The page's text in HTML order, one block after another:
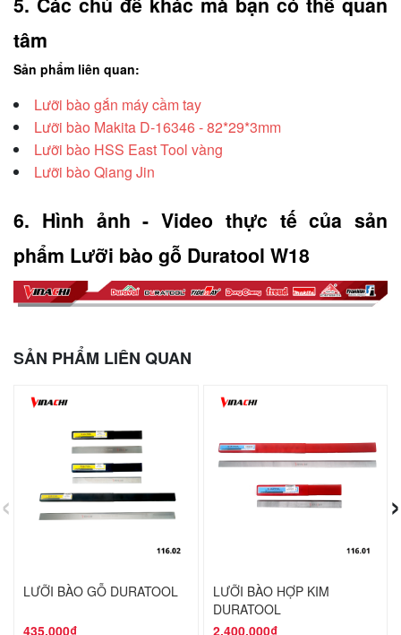
tâm
Sản phẩm liên quan:
Lưỡi bào gắn máy cầm tay
Lưỡi bào Makita D-16346 - 82*29*3mm
Lưỡi bào HSS East Tool vàng
Lưỡi bào Qiang Jin
6. Hình ảnh - Video thực tế của sản
phẩm Lưỡi bào gỗ Duratool W18
SẢN PHẨM LIÊN QUAN
LƯỠI BÀO GỖ DURATOOL
435,000₫
LƯỠI BÀO HỢP KIM
DURATOOL
2,400,000₫
‹ ›